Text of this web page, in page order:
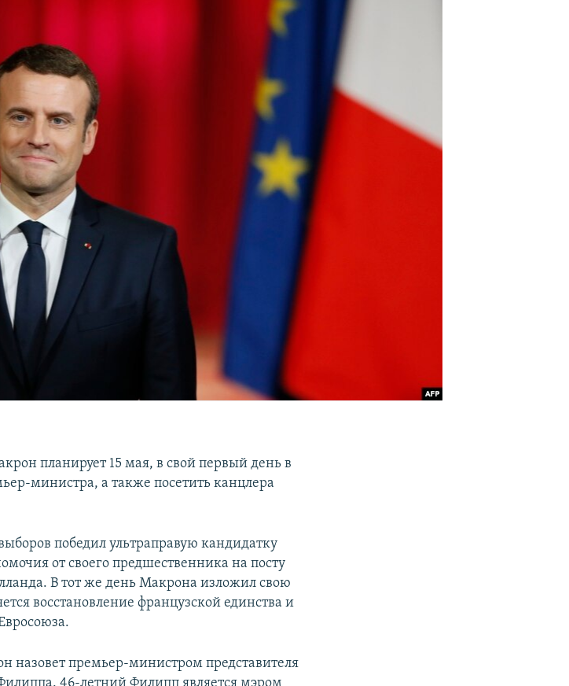
планирует 15 мая, в свой первый день в
министра, а также посетить канцлера
победил ультраправую кандидатку
от своего предшественника на посту
В тот же день Макрона изложил свою
восстановление французской единства и
назовет премьер-министром представителя